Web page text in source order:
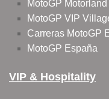
MotoGP Motorland
MotoGP VIP
Carreras MotoGP
MotoGP España
VIP & Hospitality